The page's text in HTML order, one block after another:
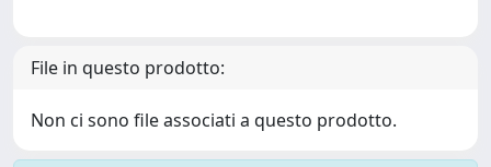
File in questo prodotto:
Non ci sono file associati a questo prodotto.